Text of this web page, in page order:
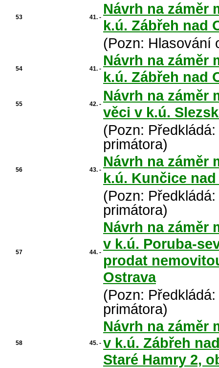
53 41. -
Návrh na záměr
k.ú. Zábřeh nad
(Pozn: Hlasování
54 41. -
Návrh na záměr
k.ú. Zábřeh nad
55 42. -
Návrh na záměr
věci v k.ú.
(Pozn:
primátora)
56 43. -
Návrh na záměr
k.ú. Kunčice
(Pozn:
primátora)
57 44. -
Návrh na záměr
v k.ú. Poruba-
prodat
Ostrava
(Pozn:
primátora)
58 45. -
Návrh na záměr
v k.ú. Zábřeh
Staré Hamry 2,